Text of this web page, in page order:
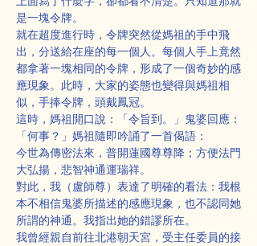
是一塊令牌。
就在超度進行時，令牌突然從媽祖的手中飛
出，分送給在座的每一個人。每個人手上竟然
都拿著一塊相同的令牌，形成了一個奇妙的感
應現象。此時，大家的姿態也變得與媽祖相
似，手捧令牌，頭戴鳳冠。
這時，媽祖開口說：「令旨到。」鬼婆回應：
「何事？」媽祖隨即吟誦了一首偈語：
今世為傳密法來，普開蓮國尊尊降；方便法門
大弘揚，悲智神通運瑞祥。
對此，我（盧師尊）表達了明確的看法：我根
本不相信鬼婆所描述的感應現象，也不認同她
所謂的神通。我指出她的錯謬所在。
我曾經親自前往北港朝天宮，受主任委員的接